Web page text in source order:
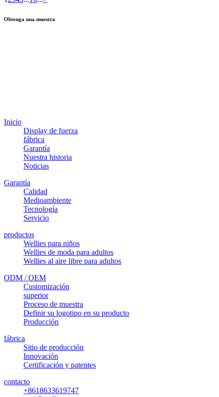
Obtenga una muestra
Inicio
Display de fuerza
fábrica
Garantía
Nuestra historia
Noticias
Garantía
Calidad
Medioambiente
Tecnología
Servicio
productos
Wellies para niños
Wellies de moda para adultos
Wellies al aire libre para adultos
ODM / OEM
Customización
superior
Proceso de muestra
Definir su logotipo en su producto
Producción
fábrica
Sitio de producción
Innovación
Certificación y patentes
contacto
+8618633619747